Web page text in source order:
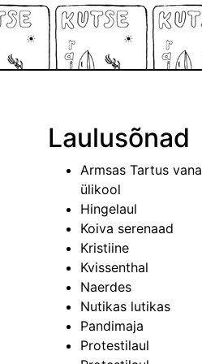
Laulusõnad
Armsas Tartus vana
ülikool
Hingelaul
Koiva serenaad
Kristiine
Kvissenthal
Naerdes
Nutikas lutikas
Pandimaja
Protestilaul